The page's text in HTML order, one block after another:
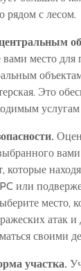
рядом с лесом.
место для
Это
услугам
которые
или
место,
атак и
своими
участка.